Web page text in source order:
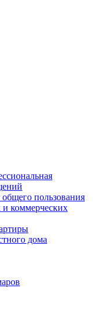
пользования
коммерческих
дома